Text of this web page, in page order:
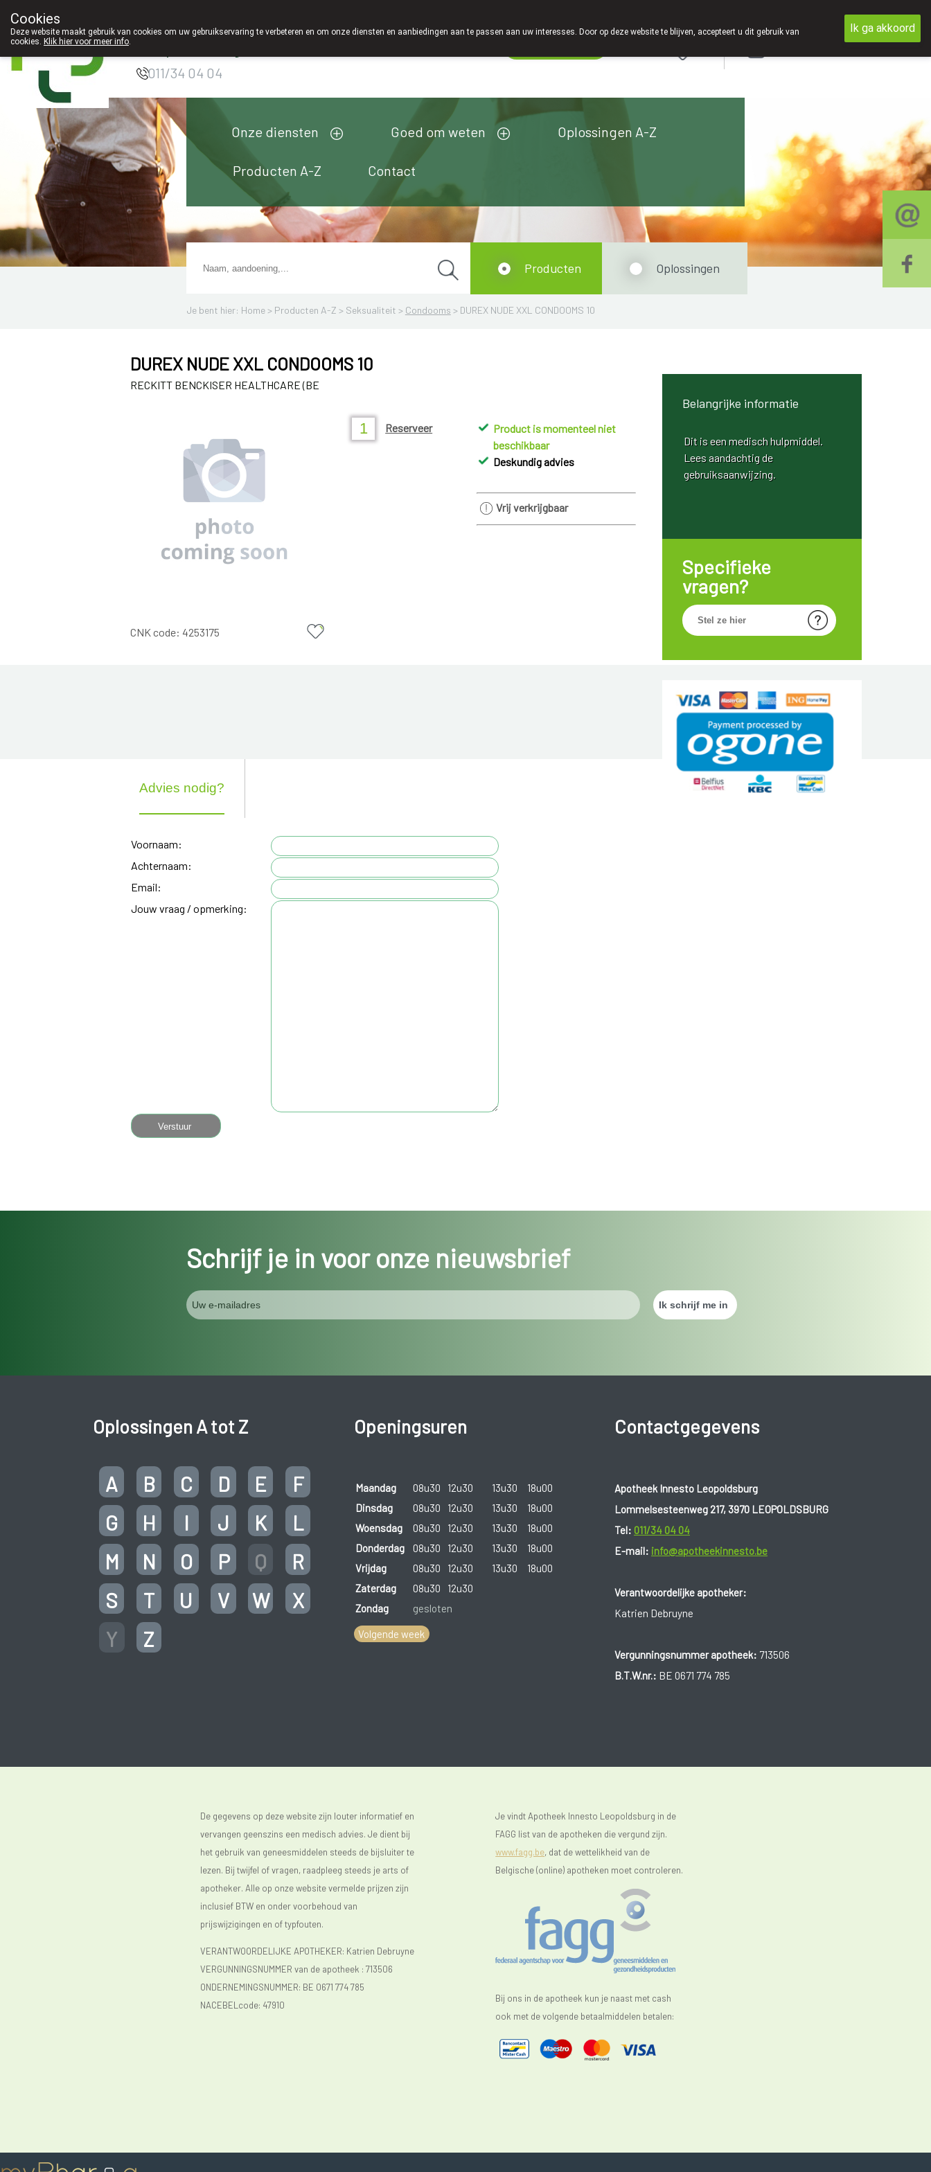
Apotheek Innesto
011/34 04 04
Onze diensten Goed om weten Oplossingen A-Z
Producten A-Z Contact
Je bent hier: Home > Producten A-Z > Seksualiteit > Condooms > DUREX NUDE XXL CONDOOMS 10
Producten Oplossingen
DUREX NUDE XXL CONDOOMS 10
RECKITT BENCKISER HEALTHCARE (BE
Reserveer
CNK code:4253175
Product is momenteel niet
beschikbaar
Deskundig advies
Vrij verkrijgbaar
Belangrijke informatie
Dit is een medisch hulpmiddel.
Lees aandachtig de
gebruiksaanwijzing.
Specifieke
vragen?
Advies nodig?
Voornaam:
Achternaam:
Email:
Jouw vraag / opmerking:
Schrijf je in voor onze nieuwsbrief
Oplossingen A tot Z
A B C D E
F
G
H I J K
L
M
N O P Q
R
S
T U V W
X
Y
Z
Openingsuren
Maandag 08u30 12u30 13u30
18u00
Dinsdag
08u30 12u30 13u30
18u00
Woensdag
08u30 12u30 13u30
18u00
Donderdag
08u30 12u30 13u30
18u00
Vrijdag
08u30 12u30 13u30
18u00
Zaterdag
08u30
12u30
Zondag
gesloten
Volgende week
Contactgegevens
Apotheek Innesto Leopoldsburg
Lommelsesteenweg 217, 3970 LEOPOLDSBURG
Tel: 011/34 04 04
E-mail: info@apotheekinnesto.be
Verantwoordelijke apotheker:
Katrien Debruyne
Vergunningsnummer apotheek: 713506
B.T.W.nr.: BE 0671 774 785
De gegevens op deze website zijn louter informatief en
vervangen geenszins een medisch advies. Je dient bij
het gebruik van geneesmiddelen steeds de bijsluiter te
lezen. Bij twijfel of vragen, raadpleeg steeds je arts of
apotheker. Alle op onze website vermelde prijzen zijn
inclusief BTW en onder voorbehoud van
prijswijzigingen en of typfouten.
VERANTWOORDELIJKE APOTHEKER: Katrien Debruyne
VERGUNNINGSNUMMER van de apotheek : 713506
ONDERNEMINGSNUMMER: BE 0671 774 785
NACEBELcode: 47910
Je vindt Apotheek Innesto Leopoldsburg in de
FAGG list van de apotheken die vergund zijn.
www.fagg.be, dat de wettelikheid van de
Belgische (online) apotheken moet controleren.
Bij ons in de apotheek kun je naast met cash
ook met de volgende betaalmiddelen betalen:
Cookies
Deze website maakt gebruik van cookies om uw gebruikservaring te verbeteren en om onze diensten en aanbiedingen aan te passen aan uw interesses. Door op deze website te blijven, accepteert u dit gebruik van
cookies. Klik hier voor meer info.
Ik ga akkoord